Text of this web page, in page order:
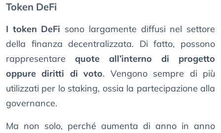
Token DeFi
I token DeFi sono largamente diffusi nel settore
della finanza decentralizzata. Di fatto, possono
rappresentare quote all’interno di progetto
oppure diritti di voto. Vengono sempre di più
utilizzati per lo staking, ossia la partecipazione alla
governance.
Ma non solo, perché aumenta di anno in anno